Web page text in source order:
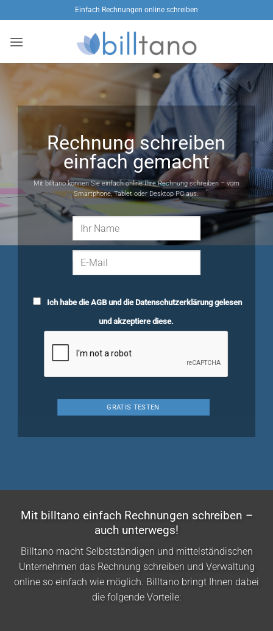
Inhalt
springen
Einfach Rechnungen online schreiben
Rechnung schreiben
einfach gemacht
Mit billtano können Sie einfach online Ihre Rechnung schreiben – vom
Smartphone, Tablet oder Desktop PC aus.
Ich habe dieAGBund die Datenschutzerklärunggelesen
und akzeptiere diese.
Mit billtano einfach Rechnungen schreiben –
auch unterwegs!
Billtano macht Selbstständigen und mittelständischen
Unternehmen das Rechnung schreiben und Verwaltung
online so einfach wie möglich. Billtano bringt Ihnen dabei
die folgende Vorteile: